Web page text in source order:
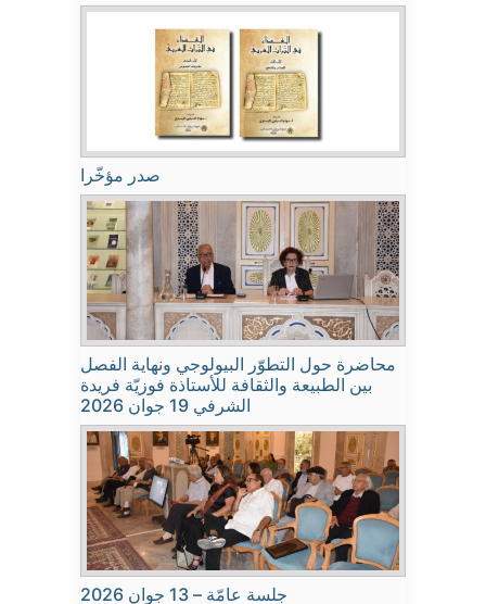
صدر مؤخّرا
محاضرة حول التطوّر البيولوجي ونهاية الفصل
بين الطبيعة والثقافة للأستاذة فوزيّة فريدة
الشرفي 19 جوان 2026
جلسة عامّة – 13 جوان 2026